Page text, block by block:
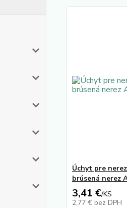
Úchyt pre
brúsená nerez
3,41 €/KS
2,77 € bez DPH